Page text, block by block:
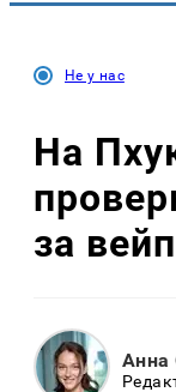
Не у нас
На
за
Анна